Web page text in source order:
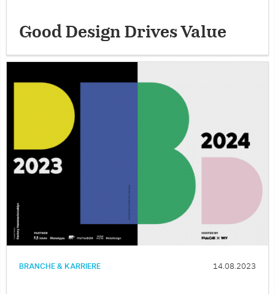
Good Design Drives Value
BRANCHE & KARRIERE 14.08.2023